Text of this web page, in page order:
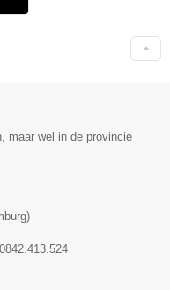
maar wel in de provincie
)
0842.413.524